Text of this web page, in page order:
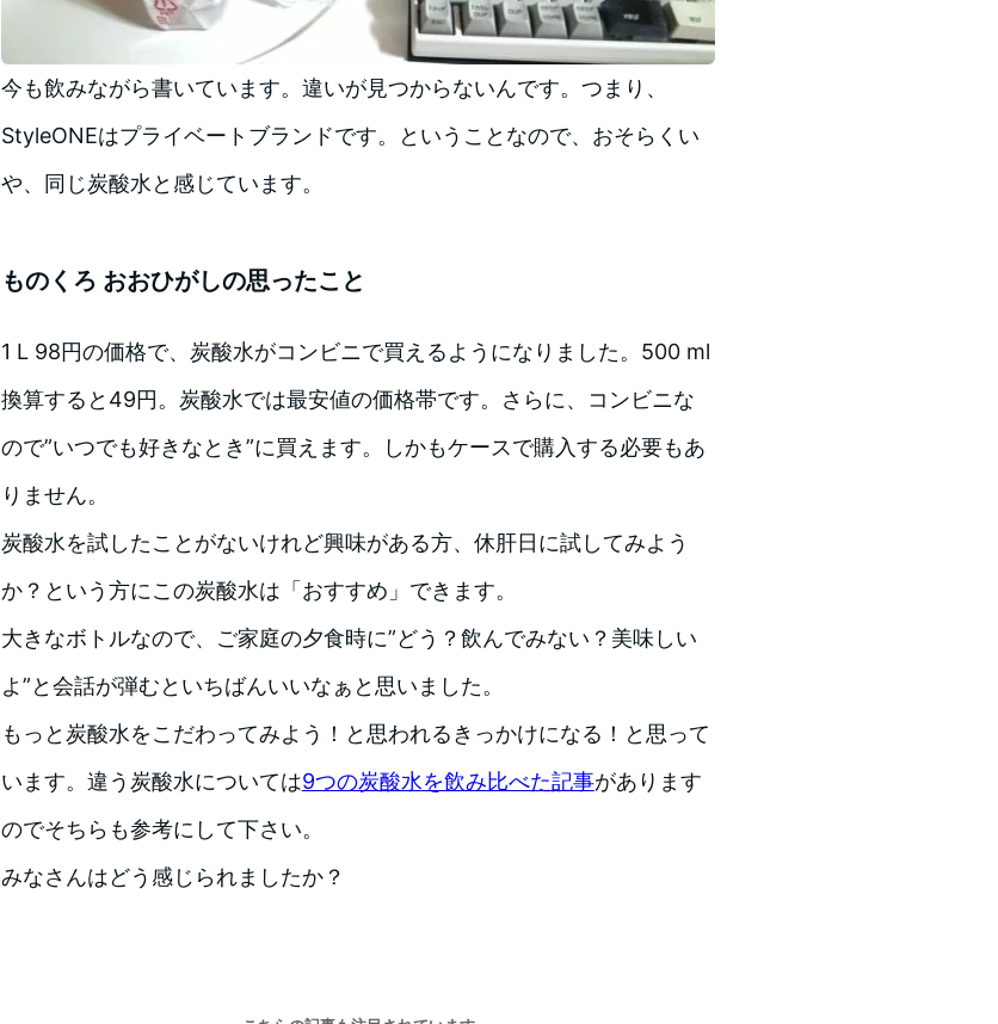
今も飲みながら書いています。違いが見つからないんです。つまり、
StyleONEはプライベートブランドです。ということなので、おそらくい
や、同じ炭酸水と感じています。
ものくろ おおひがしの思ったこと
1 L 98円の価格で、炭酸水がコンビニで買えるようになりました。500 ml
換算すると49円。炭酸水では最安値の価格帯です。さらに、コンビニな
ので”いつでも好きなとき”に買えます。しかもケースで購入する必要もあ
りません。
炭酸水を試したことがないけれど興味がある方、休肝日に試してみよう
か？という方にこの炭酸水は「おすすめ」できます。
大きなボトルなので、ご家庭の夕食時に”どう？飲んでみない？美味しい
よ”と会話が弾むといちばんいいなぁと思いました。
もっと炭酸水をこだわってみよう！と思われるきっかけになる！と思って
います。違う炭酸水については9つの炭酸水を飲み比べた記事があります
のでそちらも参考にして下さい。
みなさんはどう感じられましたか？